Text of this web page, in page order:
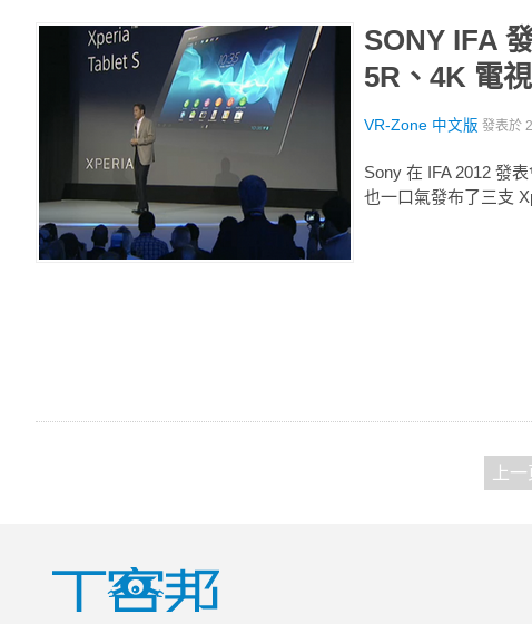
SONY IFA
5R、4K 電
VR-Zone 中文版 發表於
Sony 在 IFA 2012 發
也一口氣發布了三支
上一